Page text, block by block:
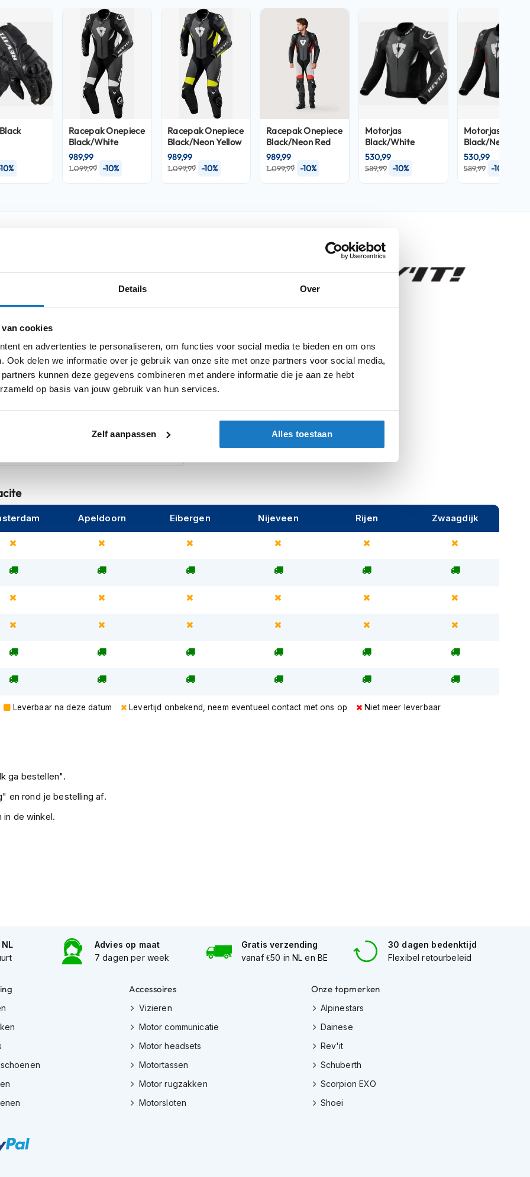
Details Over
cookies
en advertenties te personaliseren, om functies voor social media te bieden en om ons
Ook delen we informatie over je gebruik van onze site met onze partners voor social media,
kunnen deze gegevens combineren met andere informatie die je aan ze hebt
op basis van jouw gebruik van hun services.
Zelf aanpassen Alles toestaan
RacepakOnepiece
Black/White
1.099,99 -10%
989,99
RacepakOnepiece
Black/Neon Yellow
1.099,99 -10%
989,99
RacepakOnepiece
Black/Neon Red
1.099,99 -10%
989,99
Motorjas
Black/White
589,99 -10%
530,99
Motorjas
Black/Neon Red
589,99 -10%
530,99
Gloves, ontworpen voor de sportieve
vervaardigd uit hoogwaardig echt leer en
handpalmbeveiliging bieden essentiële
voor optimale ventilatie, waardoor je
verstelbaarheid bij de pols pas je de
deze handschoenen touchscreen-
zonder ze uit te hoeven doen. Kies
informatie
Model Control
Categorie Handschoenen
Apeldoorn Eibergen Nijeveen Rijen Zwaagdijk
Leverbaar na deze datum Levertijd onbekend, neem eventueel contact met ons op Niet meer leverbaar
ga bestellen".
en rond je bestelling af.
in de winkel.
Advies op maat
7 dagen per week
Gratis verzending
vanaf €50 in NL en BE
30 dagen bedenktijd
Flexibel retourbeleid
Accessoires
Vizieren
Motor communicatie
Motor headsets
Motortassen
Motor rugzakken
Motorsloten
Onze topmerken
Alpinestars
Dainese
Rev'it
Schuberth
Scorpion EXO
Shoei